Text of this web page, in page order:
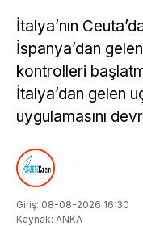
İtalya’nın
İspanya’dan
kontrolleri
İtalya’dan gelen
uygulamasını
Giriş: 08-08-2026 16:30
Kaynak: ANKA